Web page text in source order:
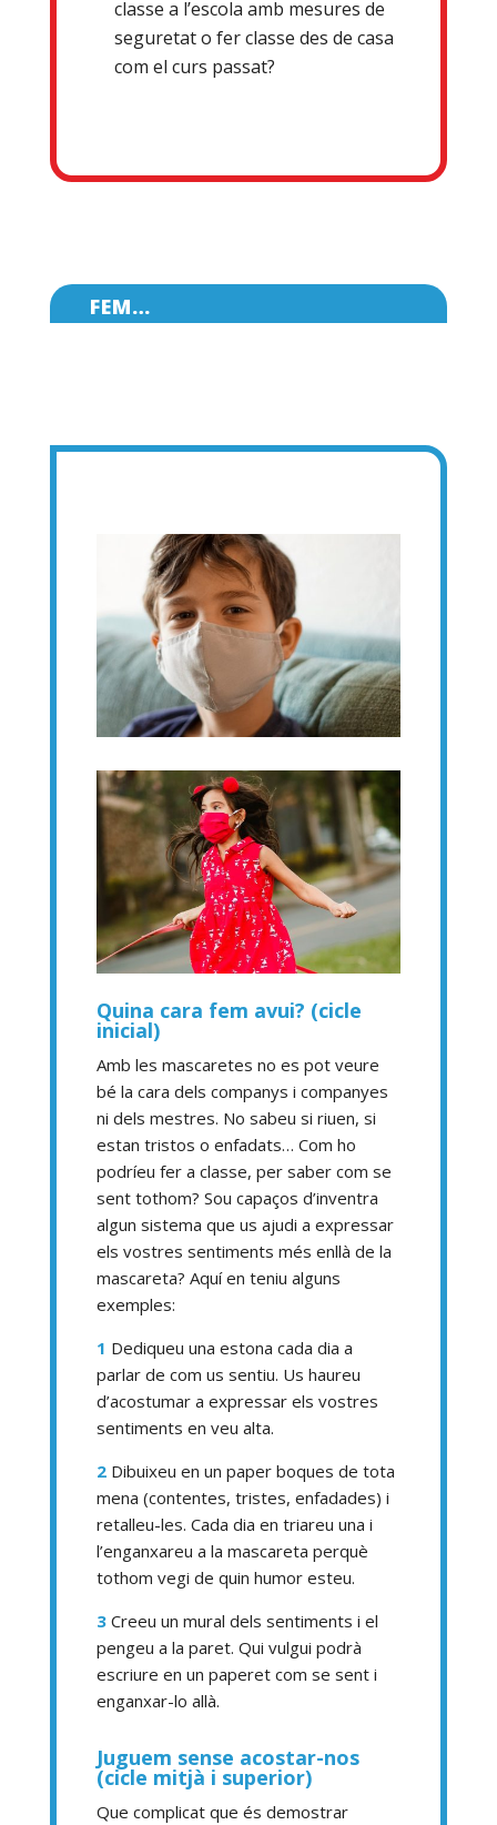
classe a l’escola amb mesures de
seguretat o fer classe des de casa
com el curs passat?
FEM…
Quina cara fem avui? (cicle
inicial)
Amb les mascaretes no es pot veure
bé la cara dels companys i companyes
ni dels mestres. No sabeu si riuen, si
estan tristos o enfadats… Com ho
podríeu fer a classe, per saber com se
sent tothom? Sou capaços d’inventra
algun sistema que us ajudi a expressar
els vostres sentiments més enllà de la
mascareta? Aquí en teniu alguns
exemples:
1 Dediqueu una estona cada dia a
parlar de com us sentiu. Us haureu
d’acostumar a expressar els vostres
sentiments en veu alta.
2 Dibuixeu en un paper boques de tota
mena (contentes, tristes, enfadades) i
retalleu-les. Cada dia en triareu una i
l’enganxareu a la mascareta perquè
tothom vegi de quin humor esteu.
3 Creeu un mural dels sentiments i el
pengeu a la paret. Qui vulgui podrà
escriure en un paperet com se sent i
enganxar-lo allà.
Juguem sense acostar-nos
(cicle mitjà i superior)
Que complicat que és demostrar